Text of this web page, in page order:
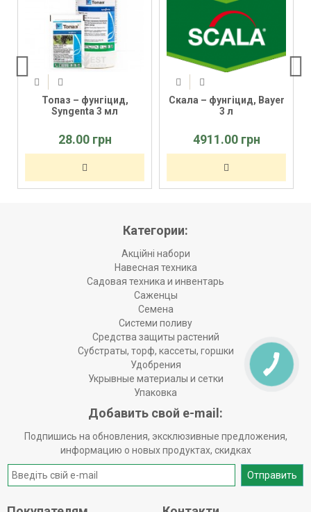
Топаз – фунгіцид,
Syngenta 3 мл
28.00 грн
Скала – фунгіцид, Bayer
3 л
4911.00 грн
Категории:
Акційні набори
Навесная техника
Садовая техника и инвентарь
Саженцы
Семена
Системи поливу
Средства защиты растений
Субстраты, торф, кассеты, горшки
Удобрения
Укрывные материалы и сетки
Упаковка
Добавить свой e-mail:
Подпишись на обновления, эксклюзивные предложения,
информацию о новых продуктах, скидках
Отправить